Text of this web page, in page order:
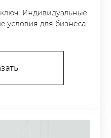
Индивидуальные
условия для бизнеса.